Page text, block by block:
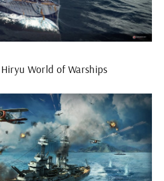
World of Warships